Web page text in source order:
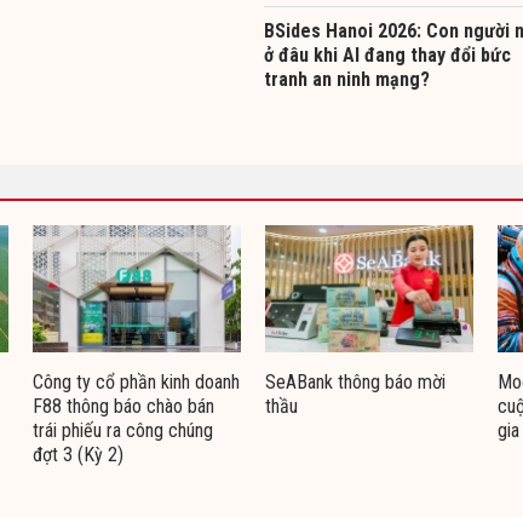
BSides Hanoi 2026: Con người
ở đâu khi AI đang thay đổi bức
tranh an ninh mạng?
Công ty cổ phần kinh doanh
F88 thông báo chào bán
trái phiếu ra công chúng
đợt 3 (Kỳ 2)
SeABank thông báo mời
thầu